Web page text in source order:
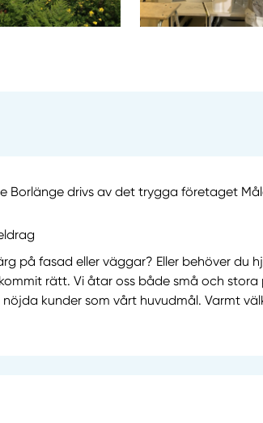
Borlänge drivs av det trygga företaget
på fasad eller väggar? Eller behöver du
rätt. Vi åtar oss både små och
kunder som vårt huvudmål. Varmt